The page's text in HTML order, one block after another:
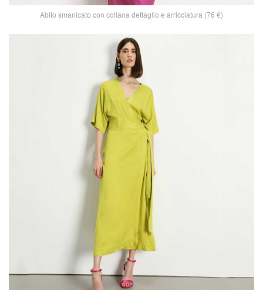
Abito smanicato con collana dettaglio e arricciatura (76 €)